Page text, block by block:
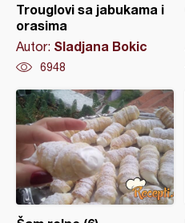
Trouglovi sa jabukama i
orasima
Autor: Sladjana Bokic
6948